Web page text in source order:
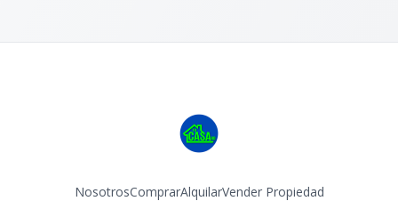
NosotrosComprarAlquilarVender Propiedad